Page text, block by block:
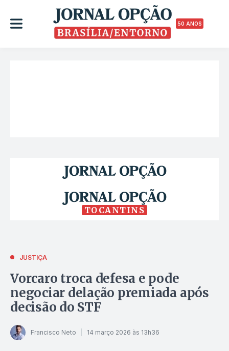
50 ANOS
TOCANTINS
JUSTIÇA
Vorcaro troca defesa e pode
negociar delação premiada após
decisão do STF
Francisco Neto 14 março 2026 às 13h36